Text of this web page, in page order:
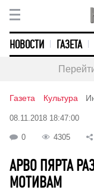
НОВОСТИ ГАЗЕТА
Газета Культура
08.11.2018 18:47:00
0 4305
АРВО ПЯРТА
МОТИВАМ